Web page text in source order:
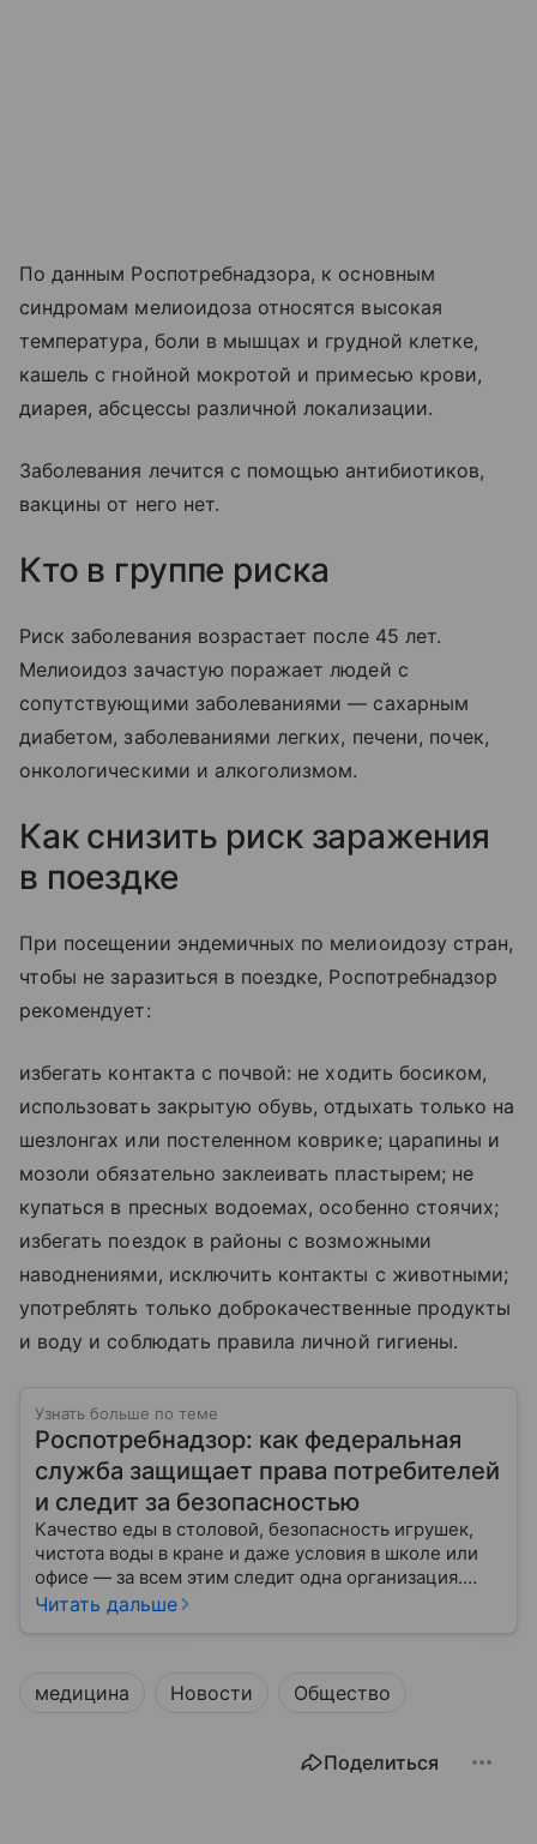
По данным Роспотребнадзора, к основным
синдромам мелиоидоза относятся высокая
температура, боли в мышцах и грудной клетке,
кашель с гнойной мокротой и примесью крови,
диарея, абсцессы различной локализации.
Заболевания лечится с помощью антибиотиков,
вакцины от него нет.
Кто в группе риска
Риск заболевания возрастает после 45 лет.
Мелиоидоз зачастую поражает людей с
сопутствующими заболеваниями — сахарным
диабетом, заболеваниями легких, печени, почек,
онкологическими и алкоголизмом.
Как снизить риск заражения
в поездке
При посещении эндемичных по мелиоидозу стран,
чтобы не заразиться в поездке, Роспотребнадзор
рекомендует:
избегать контакта с почвой: не ходить босиком,
использовать закрытую обувь, отдыхать только на
шезлонгах или постеленном коврике; царапины и
мозоли обязательно заклеивать пластырем; не
купаться в пресных водоемах, особенно стоячих;
избегать поездок в районы с возможными
наводнениями, исключить контакты с животными;
употреблять только доброкачественные продукты
и воду и соблюдать правила личной гигиены.
Узнать больше по теме
Роспотребнадзор: как федеральная
служба защищает права потребителей
и следит за безопасностью
Качество еды в столовой, безопасность игрушек,
чистота воды в кране и даже условия в школе или
офисе — за всем этим следит одна организация.
Роспотребнадзор — федеральная служба, которая
её работа важна для каждого жителя России.
Читать дальше
медицина Новости Общество
Поделиться